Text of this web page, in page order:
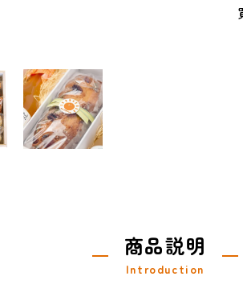
商品説明
Introduction